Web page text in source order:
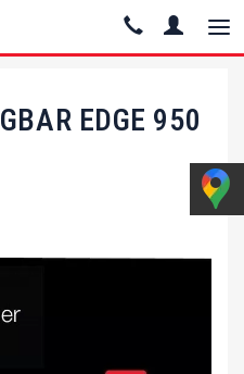
EDGE 950